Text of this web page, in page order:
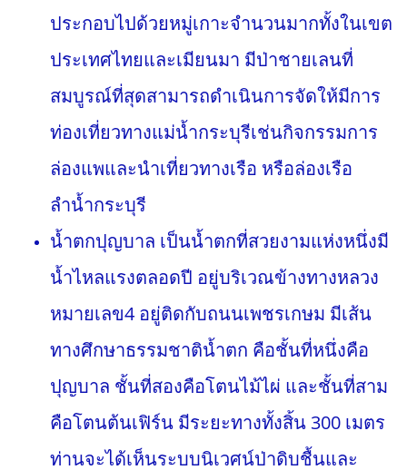
ประกอบไปด้วยหมู่เกาะจำนวนมากทั้งในเขต
ประเทศไทยและเมียนมา มีป่าชายเลนที่
สมบูรณ์ที่สุดสามารถดำเนินการจัดให้มีการ
ท่องเที่ยวทางแม่น้ำกระบุรีเช่นกิจกรรมการ
ล่องแพและนำเที่ยวทางเรือ หรือล่องเรือ
ลำน้ำกระบุรี
น้ำตกปุญบาล เป็นน้ำตกที่สวยงามแห่งหนึ่งมี
น้ำไหลแรงตลอดปี อยู่บริเวณข้างทางหลวง
หมายเลข4 อยู่ติดกับถนนเพชรเกษม มีเส้น
ทางศึกษาธรรมชาติน้ำตก คือชั้นที่หนึ่งคือ
ปุญบาล ชั้นที่สองคือโตนไม้ไผ่ และชั้นที่สาม
คือโตนต้นเฟิร์น มีระยะทางทั้งสิ้น 300 เมตร
ท่านจะได้เห็นระบบนิเวศน์ป่าดิบชื้นและ